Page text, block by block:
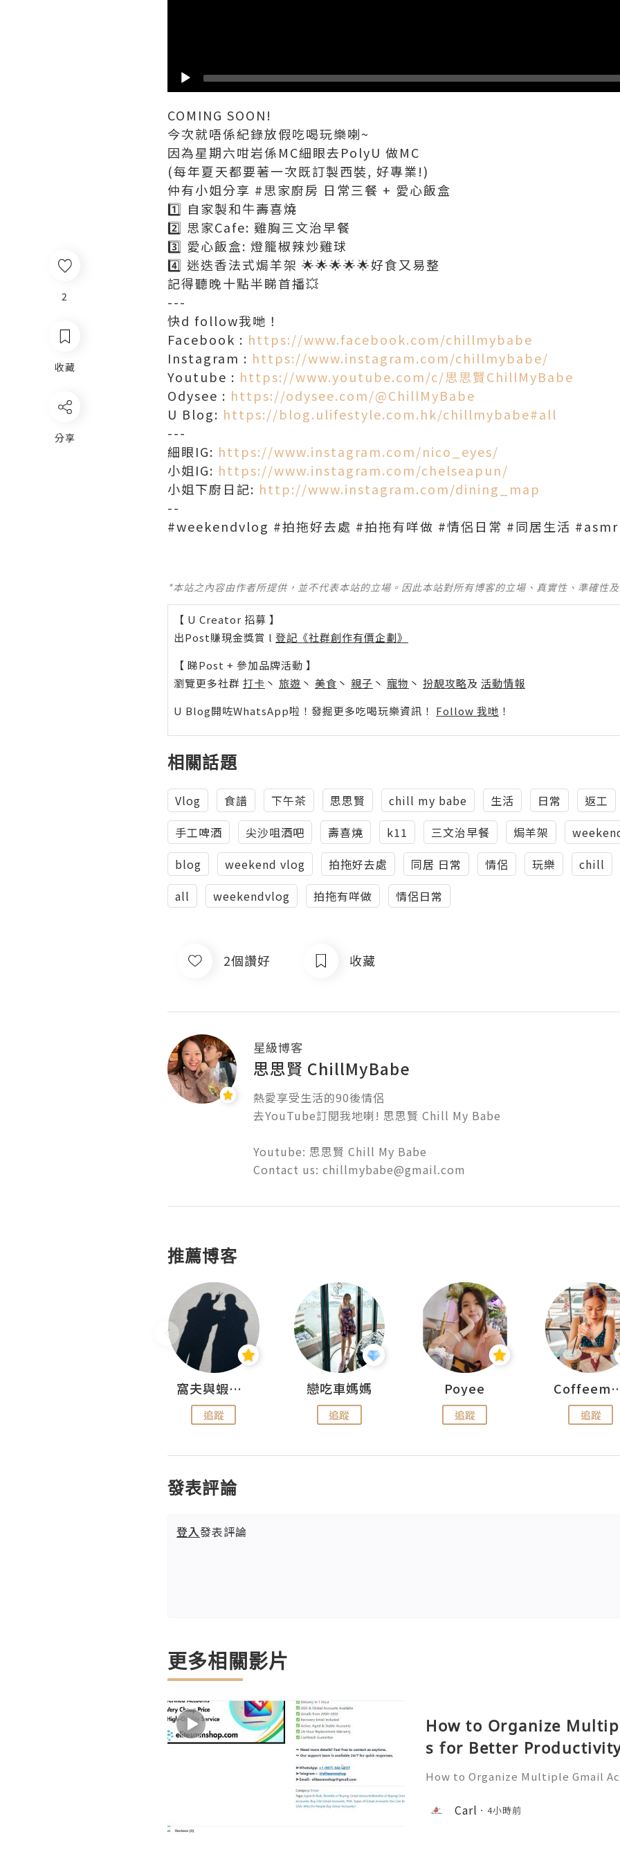
2
收藏
分享
COMING SOON!
今次就唔係紀錄放假吃喝玩樂喇~
因為星期六咁岩係MC細眼去PolyU 做MC
(每年夏天都要著一次既訂製西裝, 好專業!)
仲有小姐分享 #思家廚房 日常三餐 + 愛心飯盒
1️⃣ 自家製和牛壽喜燒
2️⃣ 思家Cafe: 雞胸三文治早餐
3️⃣ 愛心飯盒: 燈籠椒辣炒雞球
4️⃣ 迷迭香法式焗羊架 🌟🌟🌟🌟🌟好食又易整
記得聽晚十點半睇首播💥
---
快d follow我哋！
Facebook : https://www.facebook.com/chillmybabe​
Instagram : https://www.instagram.com/chillmybabe/​
Youtube : https://www.youtube.com/c/思思賢ChillMyBabe
Odysee : https://odysee.com/@ChillMyBabe
U Blog: https://blog.ulifestyle.com.hk/chillmybabe#all
---
細眼IG: https://www.instagram.com/nico_eyes/
小姐IG: https://www.instagram.com/chelseapun/
小姐下廚日記: http://www.instagram.com/dining_map
--
#weekendvlog #拍拖好去處 #拍拖有咩做 #情侶日常 #同居生活
*本站之內容由作者所提供，並不代表本站的立場。因此本站對所有博客的立場、真實性、準確性
【 U Creator 招募 】
出Post賺現金獎賞 l 登記《社群創作有價企劃》
【 睇Post + 參加品牌活動 】
瀏覽更多社群 打卡 丶 旅遊 丶 美食 丶 親子 丶 寵物 丶 扮靚攻略及 活動情報
U Blog開咗WhatsApp啦！發掘更多吃喝玩樂資訊！ Follow 我哋 ！
相關話題
Vlog 食譜 下午茶 思思賢 chill my babe 生活 日常
返工
手工啤酒
尖沙咀酒吧 壽喜燒 k11 三文治早餐 焗羊架
blog
weekend vlog 拍拖好去處 同居 日常 情侶 玩樂
chill
all
weekendvlog 拍拖有咩做 情侶日常
2個讚好 收藏
星級博客
思思賢 ChillMyBabe
熱愛享受生活的90後情侶
去YouTube訂閱我地喇! 思思賢 Chill My Babe
Youtube: 思思賢 Chill My Babe
Contact us: chillmybabe@gmail.com
推薦博客
窩夫與蝦子餅
追蹤
戀吃車媽媽
追蹤
Poyee
追蹤 追蹤
發表評論
登入發表評論
更多相關影片
How to Organize
s for Better
How to Organize Multiple Gmail
💥 ❓ Have any questions? Feel
assistance! ➥ Our support team is
Carl 4小時前